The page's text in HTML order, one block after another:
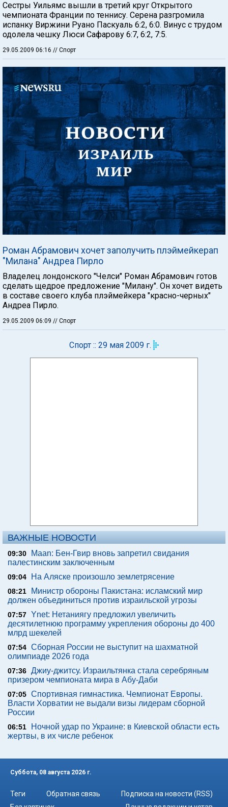
Сестры Уильямс вышли в третий круг Открытого
чемпионата Франции по теннису. Серена разгромила
испанку Виржини Руано Паскуаль 6:2, 6:0. Винус с трудом
одолела чешку Люси Сафарову 6:7, 6:2, 7:5.
29.05.2009 06:16 // Спорт
Роман Абрамович хочет заполучить плэймейкерап
"Милана" Андреа Пирло
Владелец лондонского "Челси" Роман Абрамович готов
сделать щедрое предложение "Милану". Он хочет видеть
в составе своего клуба плэймейкера "красно-черных"
Андреа Пирло.
29.05.2009 06:09 // Спорт
Спорт :: 29 мая 2009 г.
ВАЖНЫЕ НОВОСТИ
09:30
Maan: Бен-Гвир вновь запретил свидания
палестинским заключенным
09:04 На Аляске произошло землетрясение
08:21
Министр обороны Пакистана: исламский мир
должен объединиться против израильской угрозы
07:57 Ynet: Нетаниягу предложил увеличить
десятилетнюю программу укрепления обороны до 400
млрд шекелей
07:54 Сборная России не выступит на шахматной
олимпиаде 2026 года
07:36 Джиу-джитсу. Израильтянка стала серебряным
призером чемпионата мира в Абу-Даби
07:05 Спортивная гимнастика. Чемпионат Европы.
Власти Хорватии не выдали визы лидерам сборной
России
06:51
Ночной удар по Украине: в Киевской области есть
жертвы, в их числе ребенок
Суббота, 08 августа 2026 г.
Теги Обратная связь
Подписка на новости (RSS)